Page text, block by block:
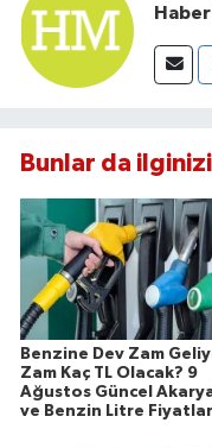
Bunlar da
Benzine Dev Zam
Zam Kaç TL Olacak? 9
Ağustos Güncel
ve Benzin Litre
TÜRKİYE
YAŞAM